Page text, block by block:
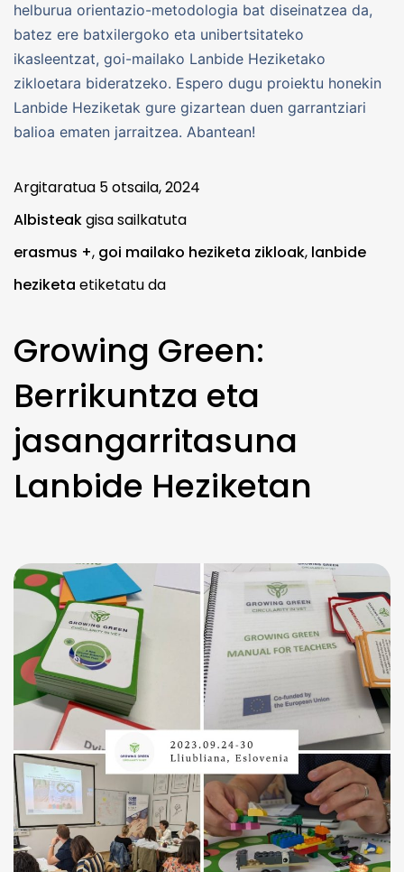
helburua orientazio-metodologia bat diseinatzea da,
batez ere batxilergoko eta unibertsitateko
ikasleentzat, goi-mailako Lanbide Heziketako
zikloetara bideratzeko. Espero dugu proiektu honekin
Lanbide Heziketak gure gizartean duen garrantziari
balioa ematen jarraitzea. Abantean!
Argitaratua 5 otsaila, 2024
Albisteakgisa sailkatuta
erasmus +, goi mailako heziketa zikloak, lanbide
heziketa etiketatu da
Growing Green:
Berrikuntza eta
jasangarritasuna
Lanbide Heziketan